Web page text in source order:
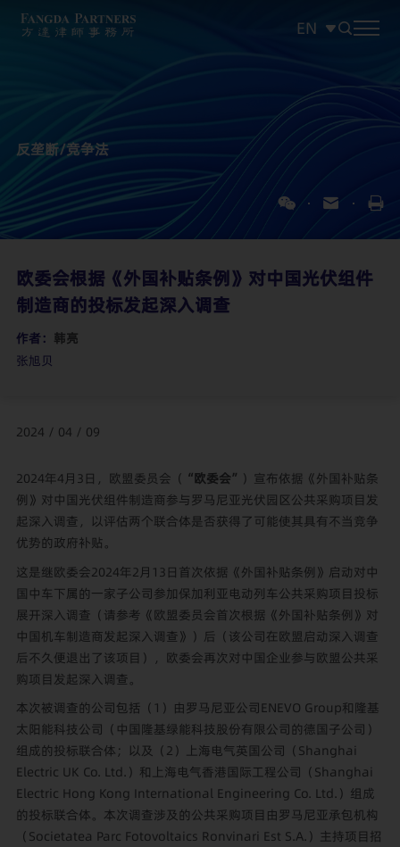
EN
日本語
反垄断/竞争法
欧委会根据《外国补贴条例》对中国光伏组件
制造商的投标发起深入调查
作者： 韩亮
张旭贝
2024 / 04 / 09
2024年4月3日，欧盟委员会（ “欧委会” ）宣布依据《外国补贴条
例》对中国光伏组件制造商参与罗马尼亚光伏园区公共采购项目发
起深入调查，以评估两个联合体是否获得了可能使其具有不当竞争
优势的政府补贴。
这是继欧委会2024年2月13日首次依据《外国补贴条例》启动对中
国中车下属的一家子公司参加保加利亚电动列车公共采购项目投标
展开深入调查（请参考 《欧盟委员会首次根据《外国补贴条例》对
中国机车制造商发起深入调查》 ）后（该公司在欧盟启动深入调查
后不久便退出了该项目），欧委会再次对中国企业参与欧盟公共采
购项目发起深入调查。
本次被调查的公司包括（1）由罗马尼亚公司ENEVO Group和隆基
太阳能科技公司（中国隆基绿能科技股份有限公司的德国子公司）
组成的投标联合体；以及（2）上海电气英国公司（Shanghai
Electric UK Co. Ltd.）和上海电气香港国际工程公司（Shanghai
Electric Hong Kong International Engineering Co. Ltd.）组成
的投标联合体。本次调查涉及的公共采购项目由罗马尼亚承包机构
（Societatea Parc Fotovoltaics Ronvinari Est S.A.）主持项目招